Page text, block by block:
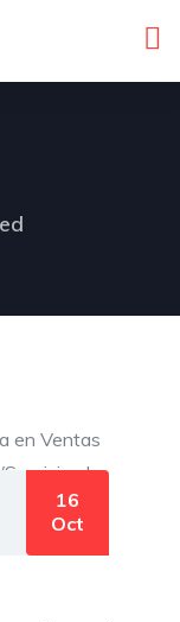
16
Oct